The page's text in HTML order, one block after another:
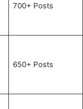
700+ Posts
650+ Posts